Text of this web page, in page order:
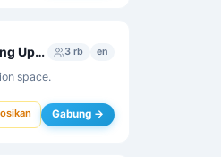
Telegram New Earnings Projects & Mini App BOT Mining Updates by FriendlyENG 3 rb en
space.
Gabung →